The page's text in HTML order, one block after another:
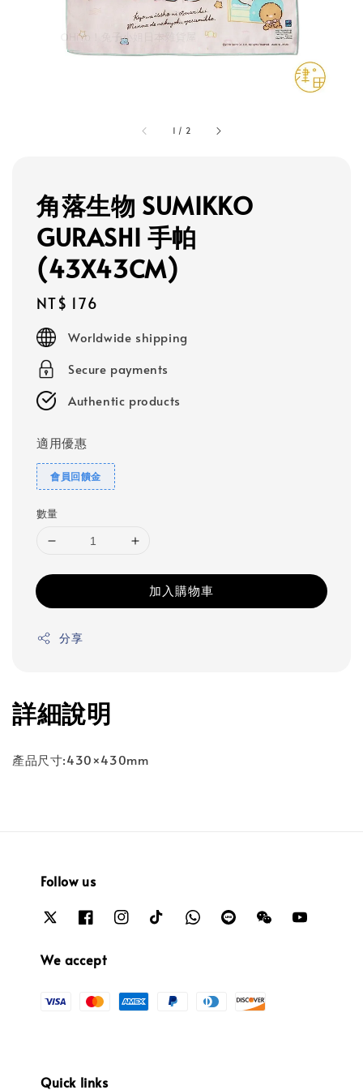
1 / 2
角落生物 SUMIKKO
GURASHI 手帕
(43X43CM)
Regular
price
NT$ 176
Worldwide shipping
Secure payments
Authentic products
適用優惠
會員回饋金
數量
加入購物車
分享
詳細說明
產品尺寸:430×430mm
Follow us
We accept
Quick links